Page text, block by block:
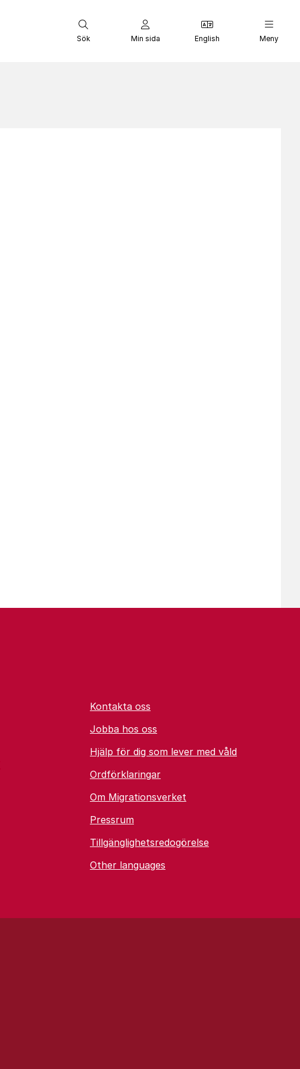
Sök Min sida English Meny
Kontakta oss
Jobba hos oss
Hjälp för dig som lever med våld
Ordförklaringar
Om Migrationsverket
Pressrum
Tillgänglighetsredogörelse
Other languages